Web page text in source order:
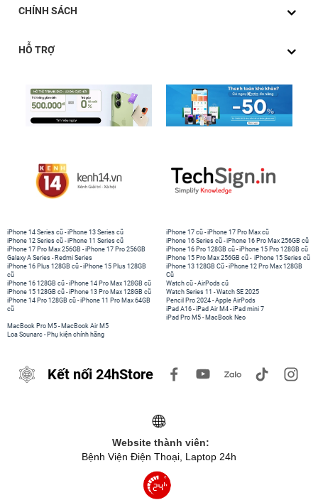
CHÍNH SÁCH
HỖ TRỢ
iPhone 14 Series cũ -iPhone 13 Series cũ
iPhone 12 Series cũ -iPhone 11 Series cũ
iPhone 17 Pro Max 256GB -iPhone 17 Pro 256GB
Galaxy A Series - Redmi Series
iPhone 17 cũ -iPhone 17 Pro Max cũ
iPhone 16 Series cũ - iPhone 16 Pro Max 256GB cũ
iPhone 16 Pro 128GB cũ -iPhone 15 Pro 128GB cũ
iPhone 15 Pro Max 256GB cũ - iPhone 15 Series cũ
iPhone 16 Plus 128GB cũ -iPhone 15 Plus 128GB
cũ
iPhone 16 128GB cũ -iPhone 14 Pro Max 128GB cũ
iPhone 15 128GB cũ -iPhone 13 Pro Max 128GB cũ
iPhone 14 Pro 128GB cũ -iPhone 11 Pro Max 64GB
cũ
iPhone 13 128GB Cũ -iPhone 12 Pro Max 128GB
Cũ
Watch cũ -AirPods cũ
Watch Series 11 -Watch SE 2025
Pencil Pro 2024 -Apple AirPods
iPad A16 -iPad Air M4 -iPad mini 7
iPad Pro M5 - MacBook Neo
MacBook Pro M5 - MacBook Air M5
Loa Sounarc - Phụ kiện chính hãng
Kết nối 24hStore
Website thành viên:
Bệnh Viện Điện Thoại, Laptop 24h